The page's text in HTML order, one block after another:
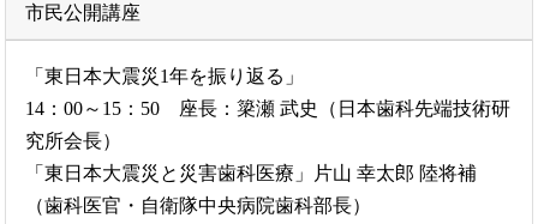
市民公開講座
「東日本大震災1年を振り返る」
14：00～15：50 座長：簗瀬 武史（日本歯科先端技術研
究所会長）
「東日本大震災と災害歯科医療」片山 幸太郎 陸将補
（歯科医官・自衛隊中央病院歯科部長）